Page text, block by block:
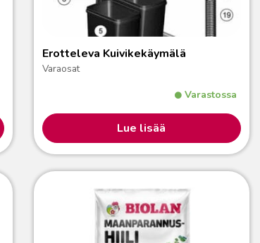
Erotteleva Kuivikekäymälä
Varaosat
Varastossa
Lue lisää